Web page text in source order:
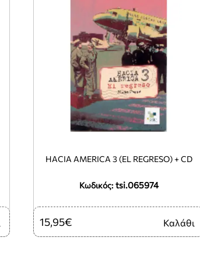
Κωδικός: tsi.065974
HACIA AMERICA 3 (EL REGRESO) + CD
15,95€ Καλάθι